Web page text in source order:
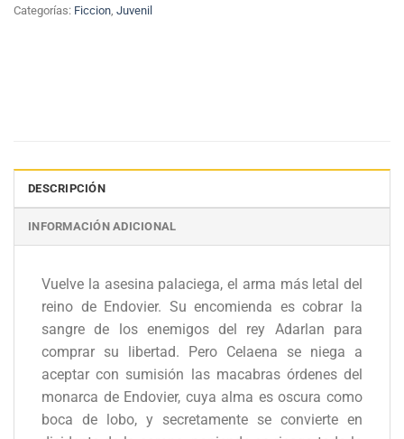
Categorías: Ficcion Juvenil
DESCRIPCIÓN
INFORMACIÓN ADICIONAL
Vuelve la asesina palaciega, el arma más letal del
reino de Endovier. Su encomienda es cobrar la
sangre de los enemigos del rey Adarlan para
comprar su libertad. Pero Celaena se niega a
aceptar con sumisión las macabras órdenes del
monarca de Endovier, cuya alma es oscura como
boca de lobo, y secretamente se convierte en